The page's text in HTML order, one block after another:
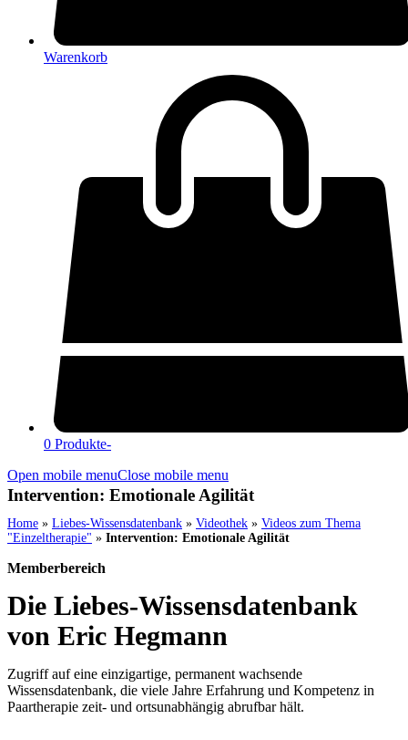
Warenkorb
0 Produkte-
Open mobile menuClose mobile menu
Intervention: Emotionale Agilität
Home » Liebes-Wissensdatenbank » Videothek » Videos zum Thema
"Einzeltherapie" » Intervention: Emotionale Agilität
Memberbereich
Die Liebes-Wissensdatenbank
von Eric Hegmann
Zugriff auf eine einzigartige, permanent wachsende
Wissensdatenbank, die viele Jahre Erfahrung und Kompetenz in
Paartherapie zeit- und ortsunabhängig abrufbar hält.